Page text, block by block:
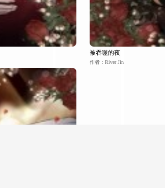
被吞噬的夜
作者：River Jin